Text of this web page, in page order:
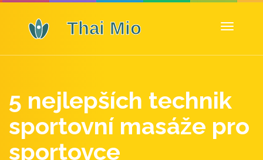
Zobrazit
5 nejlepších technik
sportovní masáže pro
sportovce